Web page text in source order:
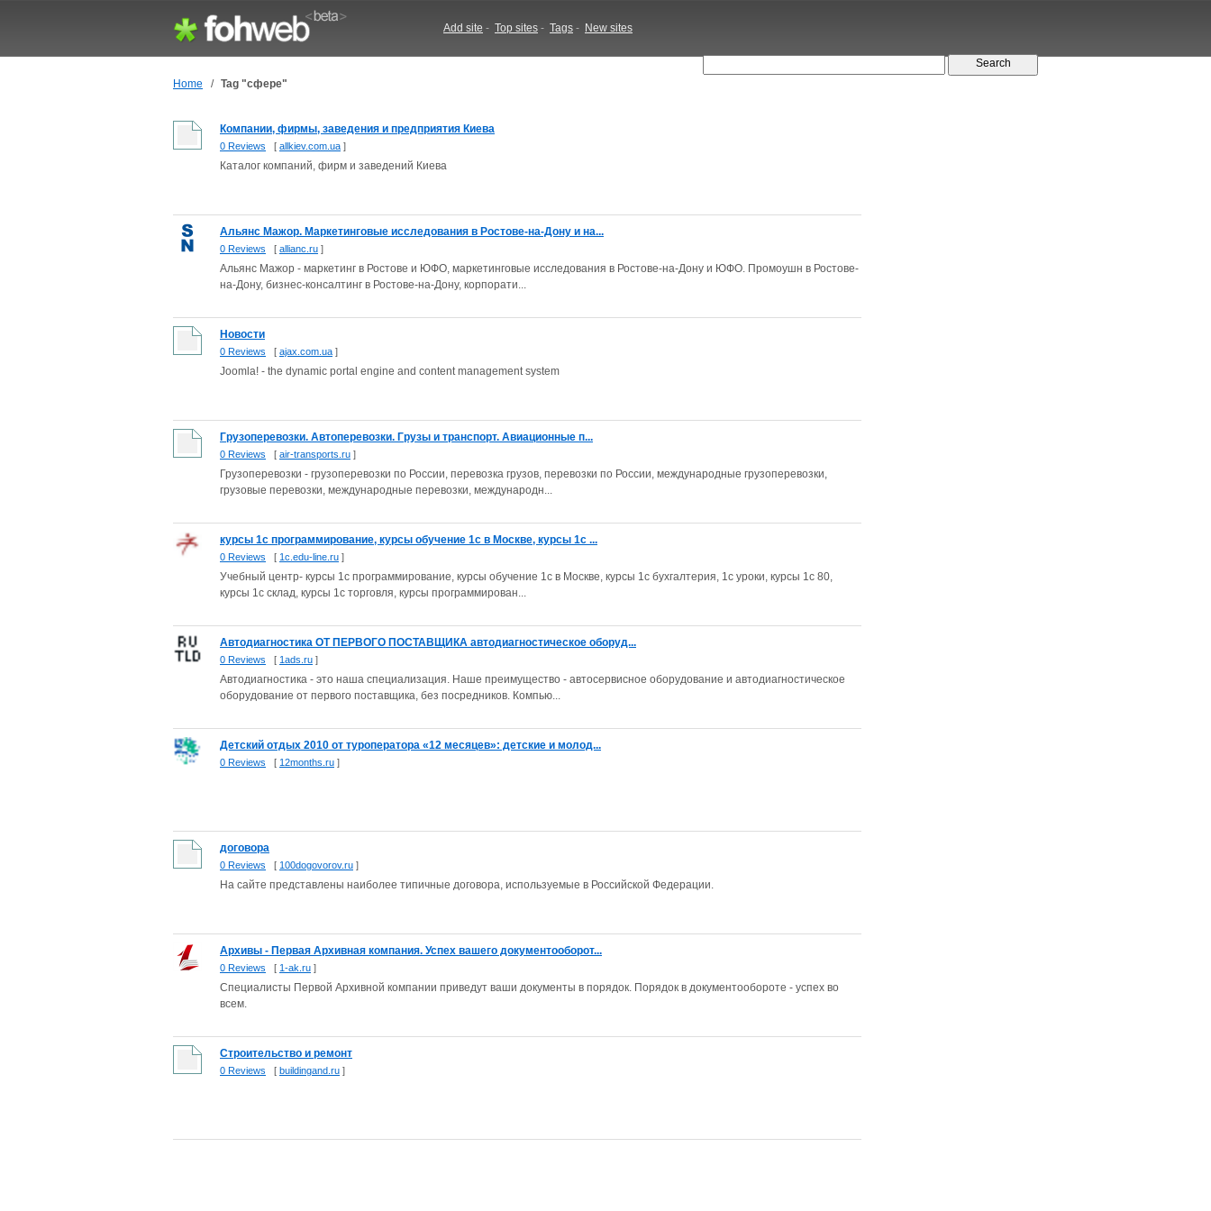
Add site - Top sites - Tags - New sites
Home / Tag "сфере"
Компании, фирмы, заведения и предприятия Киева
0 Reviews [ allkiev.com.ua ]
Каталог компаний, фирм и заведений Киева
Альянс Мажор. Маркетинговые исследования в Ростове-на-Дону и на...
0 Reviews [ allianc.ru ]
Альянс Мажор - маркетинг в Ростове и ЮФО, маркетинговые исследования в Ростове-на-Дону и ЮФО. Промоушн в Ростове-
на-Дону, бизнес-консалтинг в Ростове-на-Дону, корпорати...
Новости
0 Reviews [ ajax.com.ua ]
Joomla! - the dynamic portal engine and content management system
Грузоперевозки. Автоперевозки. Грузы и транспорт. Авиационные п...
0 Reviews [ air-transports.ru ]
Грузоперевозки - грузоперевозки по России, перевозка грузов, перевозки по России, международные грузоперевозки,
грузовые перевозки, международные перевозки, международн...
курсы 1с программирование, курсы обучение 1с в Москве, курсы 1с ...
0 Reviews [ 1c.edu-line.ru ]
Учебный центр- курсы 1с программирование, курсы обучение 1с в Москве, курсы 1с бухгалтерия, 1с уроки, курсы 1с 80,
курсы 1с склад, курсы 1с торговля, курсы программирован...
Автодиагностика ОТ ПЕРВОГО ПОСТАВЩИКА автодиагностическое оборуд...
0 Reviews [ 1ads.ru ]
Автодиагностика - это наша специализация. Наше преимущество - автосервисное оборудование и автодиагностическое
оборудование от первого поставщика, без посредников. Компью...
Детский отдых 2010 от туроператора «12 месяцев»: детские и молод...
0 Reviews [ 12months.ru ]
договора
0 Reviews [ 100dogovorov.ru ]
На сайте представлены наиболее типичные договора, используемые в Российской Федерации.
Архивы - Первая Архивная компания. Успех вашего документооборот...
0 Reviews [ 1-ak.ru ]
Специалисты Первой Архивной компании приведут ваши документы в порядок. Порядок в документообороте - успех во
всем.
Строительство и ремонт
0 Reviews [ buildingand.ru ]